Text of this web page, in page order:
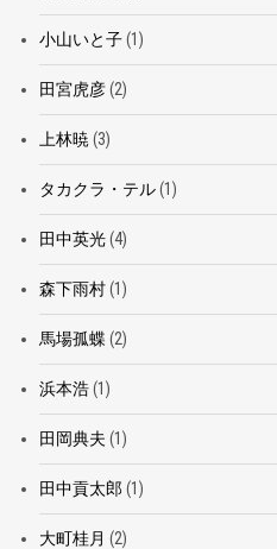
小山いと子(1)
田宮虎彦(2)
上林暁 (3)
タカクラ・テル(1)
田中英光(4)
森下雨村(1)
馬場孤蝶 (2)
浜本浩(1)
田岡典夫 (1)
田中貢太郎 (1)
大町桂月 (2)